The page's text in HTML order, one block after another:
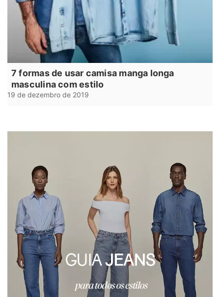
7 formas de usar camisa manga longa
masculina com estilo
19 de dezembro de 2019